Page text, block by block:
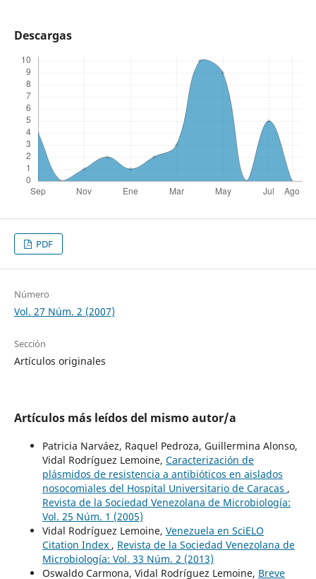
Descargas
PDF
Número
Vol. 27 Núm. 2 (2007)
Sección
Artículos originales
Artículos más leídos del mismo autor/a
Patricia Narváez, Raquel Pedroza, Guillermina Alonso,
Vidal Rodríguez Lemoine, Caracterización de
plásmidos de resistencia a antibióticos en aislados
nosocomiales del Hospital Universitario de Caracas ,
Revista de la Sociedad Venezolana de Microbiología:
Vol. 25 Núm. 1 (2005)
Vidal Rodríguez Lemoine, Venezuela en SciELO
Citation Index , Revista de la Sociedad Venezolana de
Microbiología: Vol. 33 Núm. 2 (2013)
Oswaldo Carmona, Vidal Rodríguez Lemoine, Breve